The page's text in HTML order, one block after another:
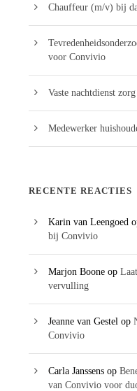
Chauffeur (m/v) bij
voor Convivio
Vaste nachtdienst
Medewerker
RECENTE REACTIES
Karin van Leengoed
bij Convivio
Marjon Boone op
vervulling
Jeanne van Gestel op
Convivio
Carla Janssens op
van Convivio voor